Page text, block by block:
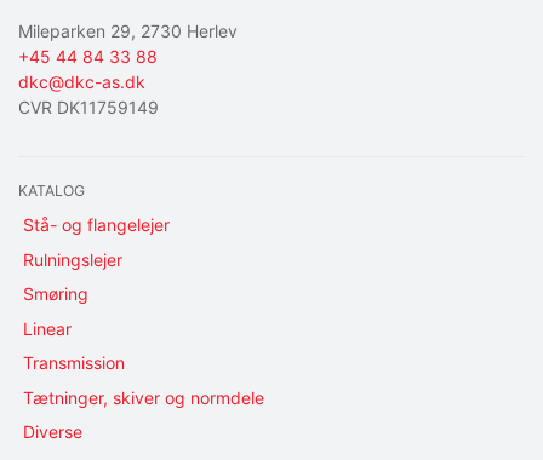
Mileparken 29, 2730 Herlev
+45 44 84 33 88
dkc@dkc-as.dk
CVR DK11759149
KATALOG
Stå- og flangelejer
Rulningslejer
Smøring
Linear
Transmission
Tætninger, skiver og normdele
Diverse